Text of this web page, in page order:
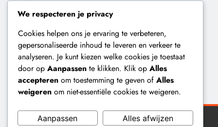
We respecteren je privacy
Cookies helpen ons je ervaring te verbeteren,
gepersonaliseerde inhoud te leveren en verkeer te
analyseren. Je kunt kiezen welke cookies je toestaat
door op Aanpassen te klikken. Klik op Alles
accepteren om toestemming te geven of Alles
weigeren om niet-essentiële cookies te weigeren.
Aanpassen Alles afwijzen